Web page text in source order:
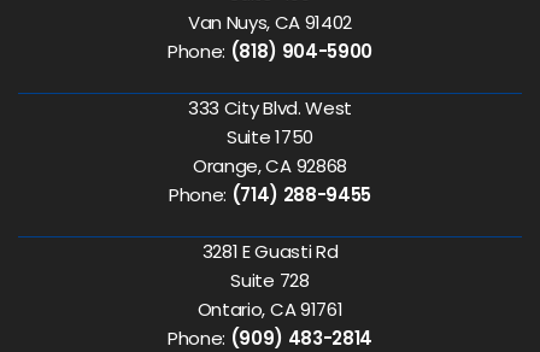
Van Nuys, CA 91402
Phone: (818) 904-5900
333 City Blvd. West
Suite 1750
Orange, CA 92868
Phone: (714) 288-9455
3281 E Guasti Rd
Suite 728
Ontario, CA 91761
Phone: (909) 483-2814